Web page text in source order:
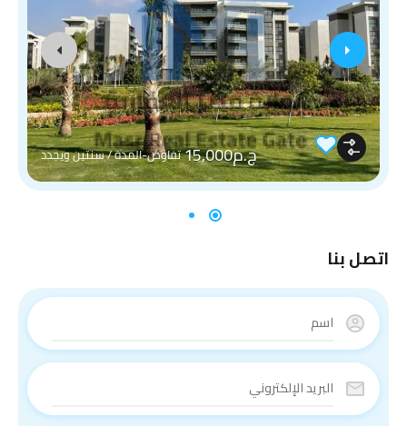
ج.م15,000 تفاوض-المدة / سنتين ويجدد
اتصل بنا